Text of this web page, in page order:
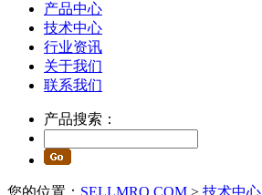
产品中心
技术中心
行业资讯
关于我们
联系我们
产品搜索：
您的位置： SELLMRO.COM > 技术中心